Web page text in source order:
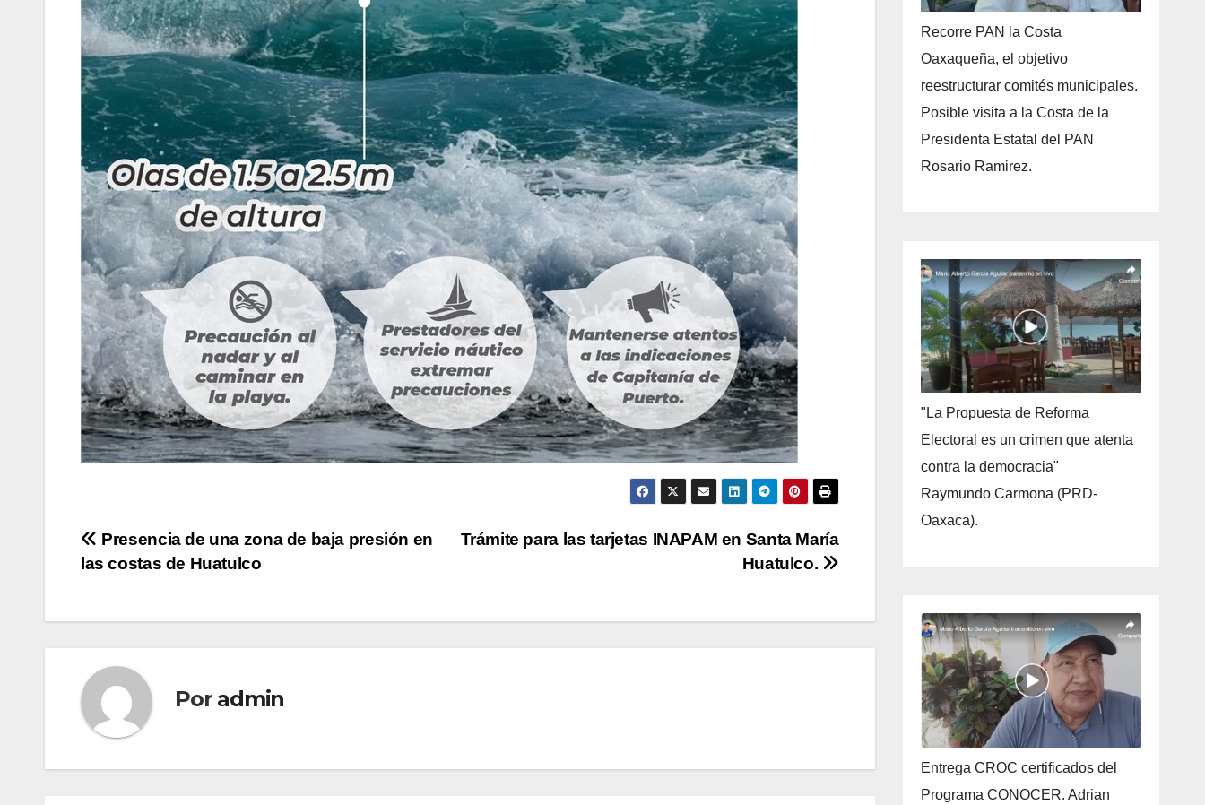
Navegación
entradas
Trámite para las tarjetas INAPAM en Santa María
Huatulco.
Presencia de una zona de baja presión en
las costas de Huatulco
Por admin
Recorre PAN la Costa
Oaxaqueña, el objetivo
reestructurar comités municipales.
Posible visita a la Costa de la
Presidenta Estatal del PAN
Rosario Ramirez.
"La Propuesta de Reforma
Electoral es un crimen que atenta
contra la democracia"
Raymundo Carmona (PRD-
Oaxaca).
Entrega CROC certificados del
Programa CONOCER. Adrian